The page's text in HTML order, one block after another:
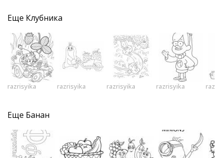
Еще Клубника
razrisyika razrisyika razrisyika razrisyika
Еще Банан